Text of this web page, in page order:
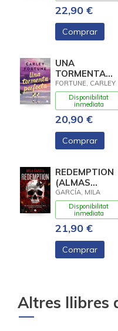
22,90 €
Comprar
UNA
TORMENTA
PERFECTA
FORTUNE, CARLEY
Disponibilitat
inmediata
20,90 €
Comprar
REDEMPTION
(ALMAS
LETALES 1)
GARCÍA, MILA
Disponibilitat
inmediata
21,90 €
Comprar
Altres llibres